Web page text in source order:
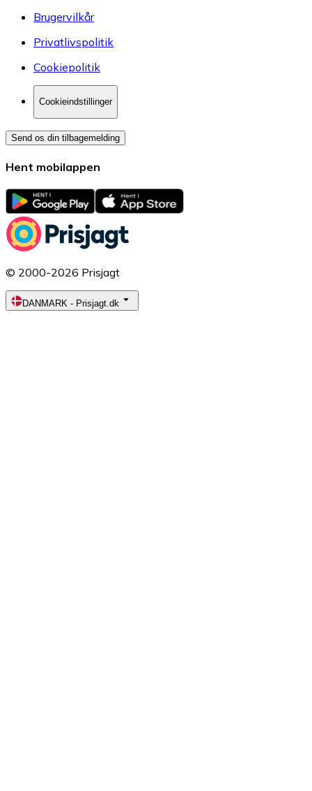
Brugervilkår
Privatlivspolitik
Cookiepolitik
Cookieindstillinger
Send os din tilbagemelding
Hent mobilappen
© 2000-2026 Prisjagt
DANMARK - Prisjagt.dk